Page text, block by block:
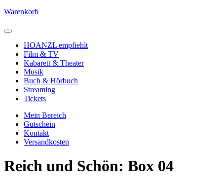
Warenkorb
HOANZL empfiehlt
Film & TV
Kabarett & Theater
Musik
Buch & Hörbuch
Streaming
Tickets
Mein Bereich
Gutschein
Kontakt
Versandkosten
Reich und Schön: Box 04